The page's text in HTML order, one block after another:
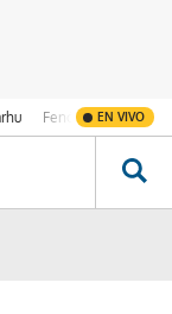
Fenómeno de El
EN VIVO